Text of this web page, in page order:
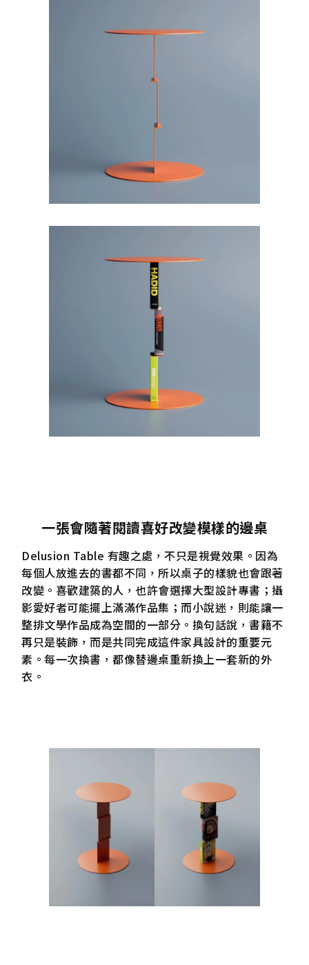
一張會隨著閱讀喜好改變模樣的邊桌
Delusion Table 有趣之處，不只是視覺效果。因為
每個人放進去的書都不同，所以桌子的樣貌也會跟著
改變。喜歡建築的人，也許會選擇大型設計專書；攝
影愛好者可能擺上滿滿作品集；而小說迷，則能讓一
整排文學作品成為空間的一部分。換句話說，書籍不
再只是裝飾，而是共同完成這件家具設計的重要元
素。每一次換書，都像替邊桌重新換上一套新的外
衣。